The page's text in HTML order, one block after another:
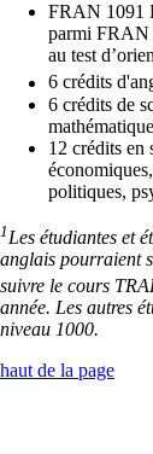
FRAN 1091
parmi FRAN
au test
6 crédits
6 crédits de
12 crédits en
politiques,
1 Les étudiantes et
anglais pourraient
suivre le cours
année. Les autres
niveau 1000.
haut de la page